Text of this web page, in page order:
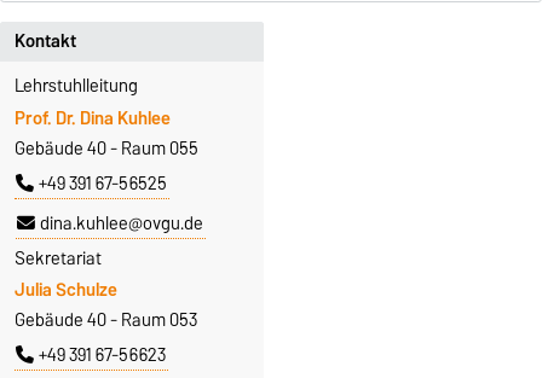
Kontakt
Lehrstuhlleitung
Prof. Dr. Dina Kuhlee
Gebäude 40 - Raum 055
+49 391 67-56525
dina.kuhlee@ovgu.de
Sekretariat
Julia Schulze
Gebäude 40 - Raum 053
+49 391 67-56623